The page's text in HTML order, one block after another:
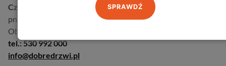
Czynne:
pn – pt: 08:00-18:00 so: 8:00-14:00
Obsługujemy na terenie
tel.: 530 992 000
info@dobredrzwi.pl
SPRAWDŹ